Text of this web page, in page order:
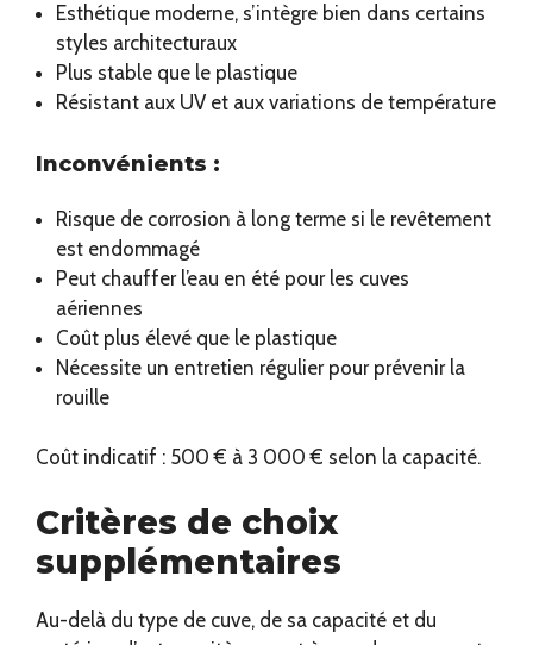
Esthétique moderne, s’intègre bien dans certains
styles architecturaux
Plus stable que le plastique
Résistant aux UV et aux variations de température
Inconvénients :
Risque de corrosion à long terme si le revêtement
est endommagé
Peut chauffer l’eau en été pour les cuves
aériennes
Coût plus élevé que le plastique
Nécessite un entretien régulier pour prévenir la
rouille
Coût indicatif : 500 € à 3 000 € selon la capacité.
Critères de choix
supplémentaires
Au-delà du type de cuve, de sa capacité et du